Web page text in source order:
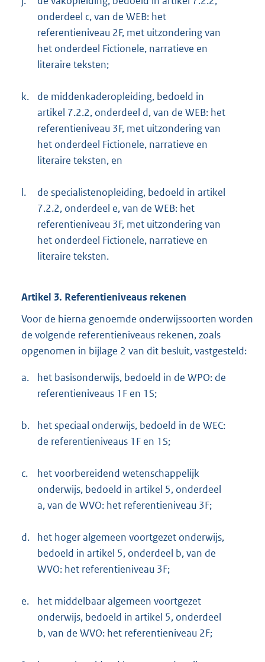
onderdeel c, van de WEB: het
referentieniveau 2F, met uitzondering van
het onderdeel Fictionele, narratieve en
literaire teksten;
k.
de middenkaderopleiding, bedoeld in
artikel 7.2.2, onderdeel d, van de WEB: het
referentieniveau 3F, met uitzondering van
het onderdeel Fictionele, narratieve en
literaire teksten, en
l.
de specialistenopleiding, bedoeld in artikel
7.2.2, onderdeel e, van de WEB: het
referentieniveau 3F, met uitzondering van
het onderdeel Fictionele, narratieve en
literaire teksten.
Artikel 3. Referentieniveaus rekenen
Voor de hierna genoemde onderwijssoorten worden
de volgende referentieniveaus rekenen, zoals
opgenomen in bijlage 2 van dit besluit, vastgesteld:
a.
het basisonderwijs, bedoeld in de WPO: de
referentieniveaus 1F en 1S;
b.
het speciaal onderwijs, bedoeld in de WEC:
de referentieniveaus 1F en 1S;
c.
het voorbereidend wetenschappelijk
onderwijs, bedoeld in artikel 5, onderdeel
a, van de WVO: het referentieniveau 3F;
d.
het hoger algemeen voortgezet onderwijs,
bedoeld in artikel 5, onderdeel b, van de
WVO: het referentieniveau 3F;
e.
het middelbaar algemeen voortgezet
onderwijs, bedoeld in artikel 5, onderdeel
b, van de WVO: het referentieniveau 2F;